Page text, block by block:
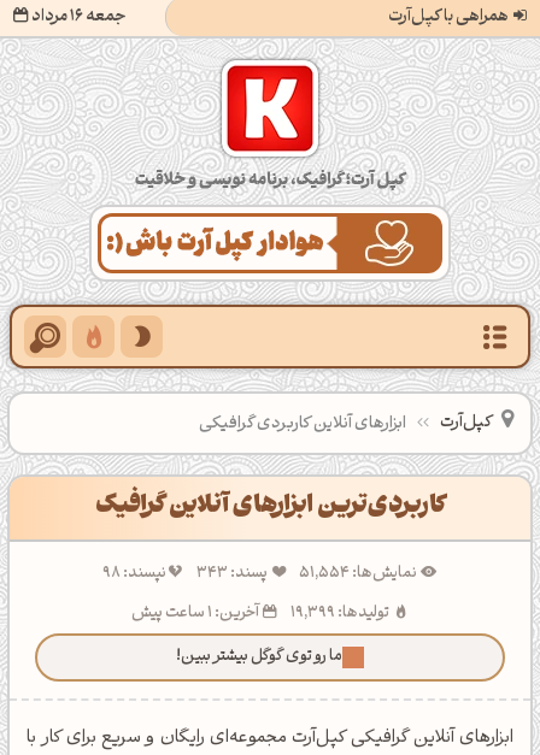
همراهی با کپل‌آرت جمعه 16 مرداد
کپل‌آرت؛ گرافیک، برنامه‌نویسی و خلاقیت
کپل‌آرت ابزارهای آنلاین کاربردی گرافیکی
کاربردی‌ترین ابزارهای آنلاین گرافیک
نمایش‌ها: 51,554 پسند: 343
نپسند: 98
تولیدها: 19,399
آخرین: 1 ساعت پیش
ما رو توی گوگل بیشتر ببین!
ابزارهای آنلاین گرافیکی کپل‌آرت مجموعه‌ای رایگان و سریع برای کار با